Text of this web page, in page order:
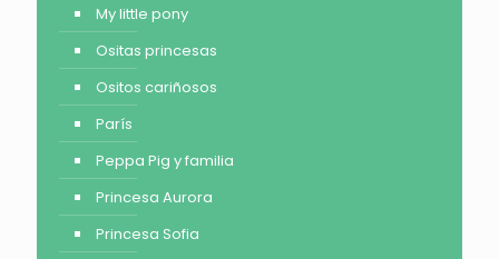
My little pony
Ositas princesas
Ositos cariñosos
París
Peppa Pig y familia
Princesa Aurora
Princesa Sofia